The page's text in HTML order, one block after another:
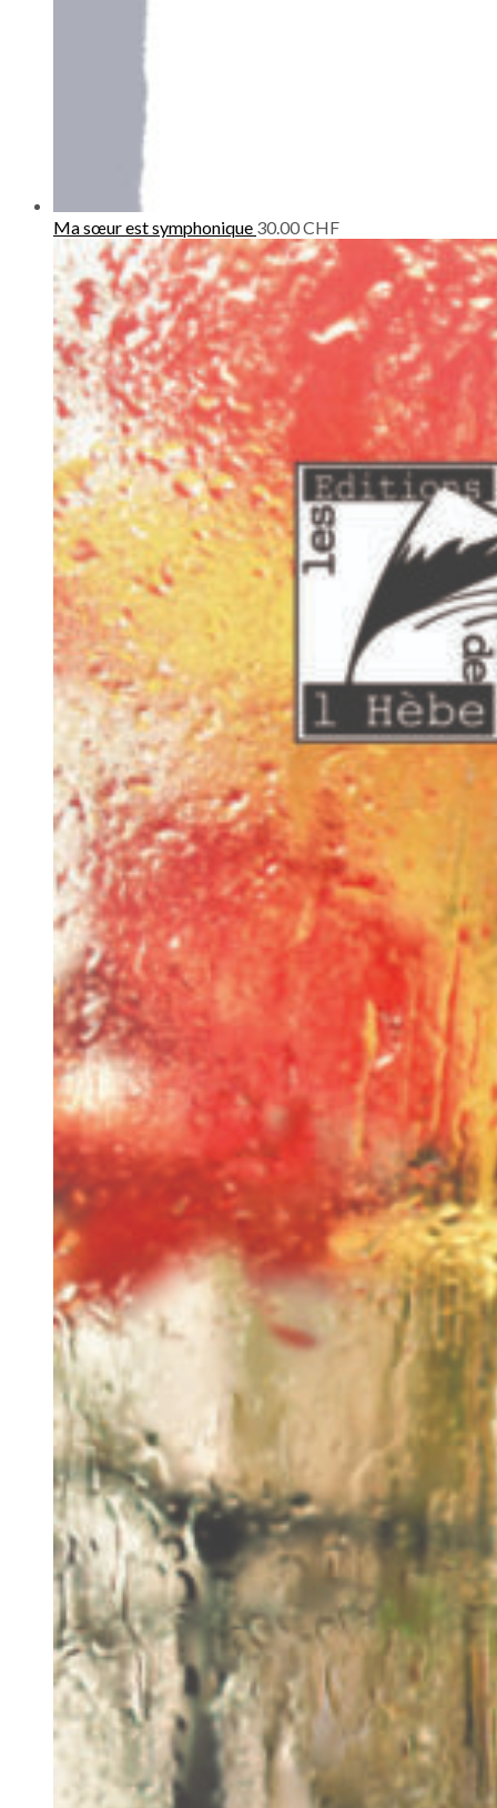
Ma sœur est symphonique 30.00CHF